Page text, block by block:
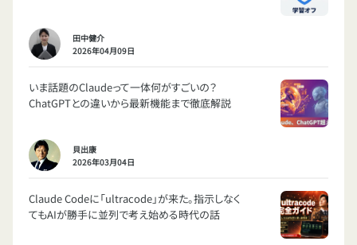
田中健介
2026年04月09日
いま話題のClaudeって一体何がすごいの？
ChatGPTとの違いから最新機能まで徹底解説
貝出康
2026年03月04日
Claude Codeに「ultracode」が来た。指示しなく
てもAIが勝手に並列で考え始める時代の話